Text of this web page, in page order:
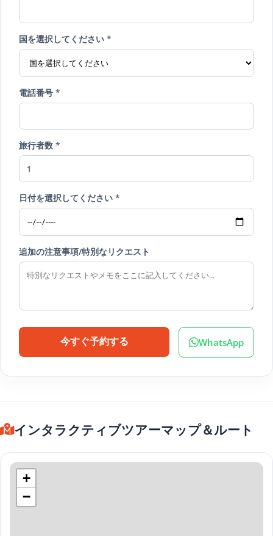
国を選択してください *
電話番号 *
旅行者数 *
日付を選択してください *
追加の注意事項/特別なリクエスト
今すぐ予約する WhatsApp
インタラクティブツアーマップ＆ルート
+
−